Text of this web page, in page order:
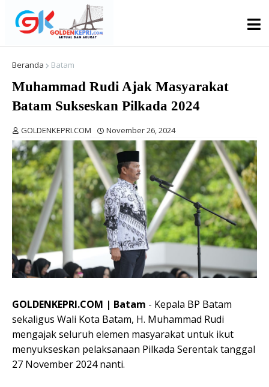
Beranda Batam
Muhammad Rudi Ajak Masyarakat
Batam Sukseskan Pilkada 2024
GOLDENKEPRI.COM November 26, 2024
GOLDENKEPRI.COM | Batam - Kepala BP Batam
sekaligus Wali Kota Batam, H. Muhammad Rudi
mengajak seluruh elemen masyarakat untuk ikut
menyukseskan pelaksanaan Pilkada Serentak tanggal
27 November 2024 nanti.